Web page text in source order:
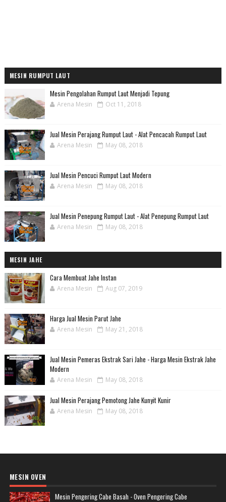
MESIN RUMPUT LAUT
Mesin Pengolahan Rumput Laut Menjadi Tepung
Arena Mesin Oct 11, 2018
Jual Mesin Perajang Rumput Laut - Alat Pencacah Rumput Laut
Arena Mesin May 08, 2018
Jual Mesin Pencuci Rumput Laut Modern
Arena Mesin May 08, 2018
Jual Mesin Penepung Rumput Laut - Alat Penepung Rumput Laut
Arena Mesin May 08, 2018
MESIN JAHE
Cara Membuat Jahe Instan
Arena Mesin Aug 07, 2019
Harga Jual Mesin Parut Jahe
Arena Mesin May 21, 2018
Jual Mesin Pemeras Ekstrak Sari Jahe - Harga Mesin Ekstrak Jahe
Modern
Arena Mesin May 08, 2018
Jual Mesin Perajang Pemotong Jahe Kunyit Kunir
Arena Mesin May 08, 2018
MESIN OVEN
Mesin Pengering Cabe Basah - Oven Pengering Cabe